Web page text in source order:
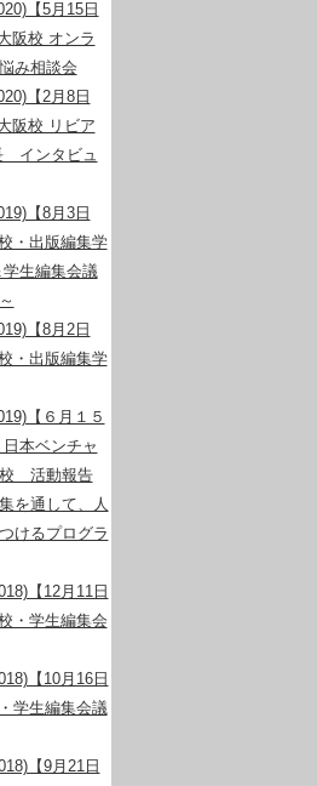
【5月15日
阪校 オンラ
み相談会
【2月8日
阪校 リビア
インタビュ
【8月3日
・出版編集学
生編集会議
【8月2日
・出版編集学
【６月１５
本ベンチャ
校 活動報告
を通して、人
けるプログラ
【12月11日
・学生編集会
【10月16日
学生編集会議
【9月21日